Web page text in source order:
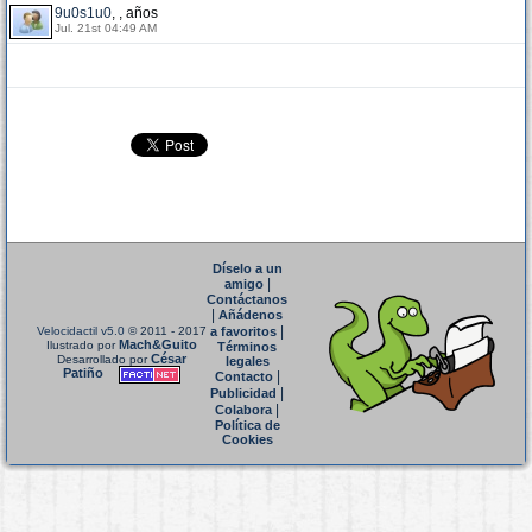
9u0s1u0, , años
Jul. 21st 04:49 AM
Velocidactil v5.0 © 2011 - 2017
Ilustrado porMach&Guito
Desarrollado porCésar
Patiño
Díselo a un
amigo|
Contáctanos
Añádenos
a favoritos
Términos
legales
Contacto|
Publicidad
Colabora|
Política de
Cookies